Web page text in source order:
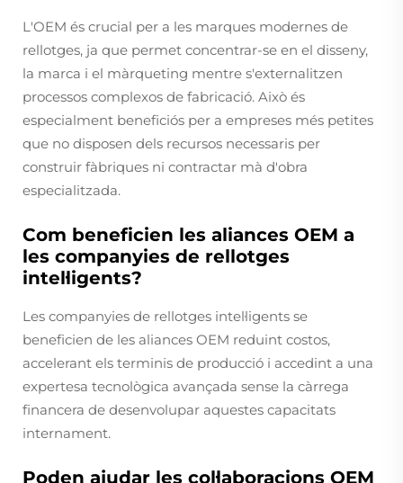
L'OEM és crucial per a les marques modernes de
rellotges, ja que permet concentrar-se en el disseny,
la marca i el màrqueting mentre s'externalitzen
processos complexos de fabricació. Això és
especialment beneficiós per a empreses més petites
que no disposen dels recursos necessaris per
construir fàbriques ni contractar mà d'obra
especialitzada.
Com beneficien les aliances OEM a
les companyies de rellotges
intel·ligents?
Les companyies de rellotges intel·ligents se
beneficien de les aliances OEM reduint costos,
accelerant els terminis de producció i accedint a una
expertesa tecnològica avançada sense la càrrega
financera de desenvolupar aquestes capacitats
internament.
Poden ajudar les col·laboracions OEM